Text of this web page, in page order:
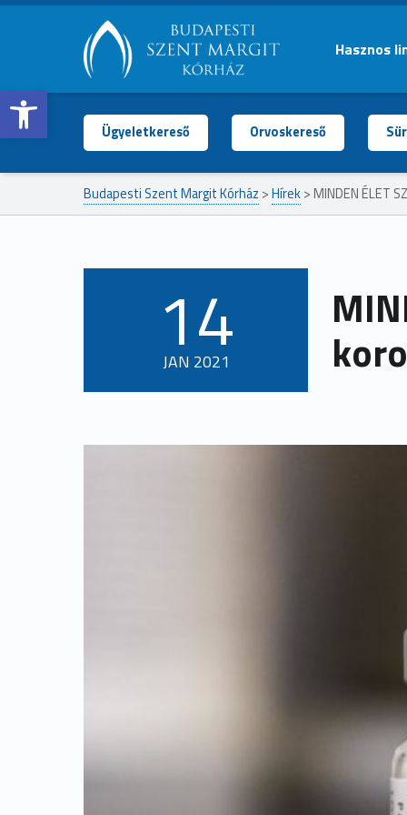
Open toolbar BUDAPESTI
SZENT
MARGIT
KÓRHÁZ
Hasznos
Ügyeletkereső Orvoskereső
Budapesti Szent Margit Kórház >Hírek> MINDEN ÉLET
POSTED ON:
14
JAN 2021